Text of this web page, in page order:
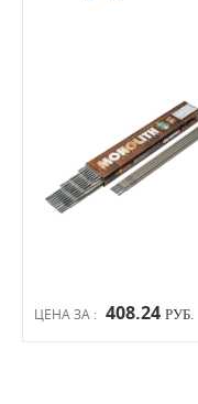
ЦЕНА ЗА : 408.24 РУБ.